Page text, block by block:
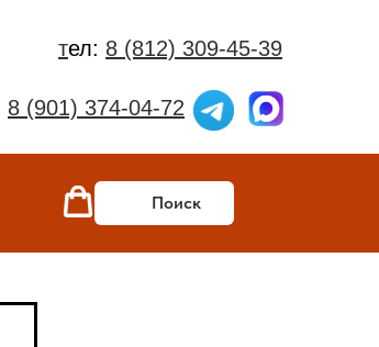
тел: 8 (812) 309-45-39
8 (901) 374-04-72
Поиск